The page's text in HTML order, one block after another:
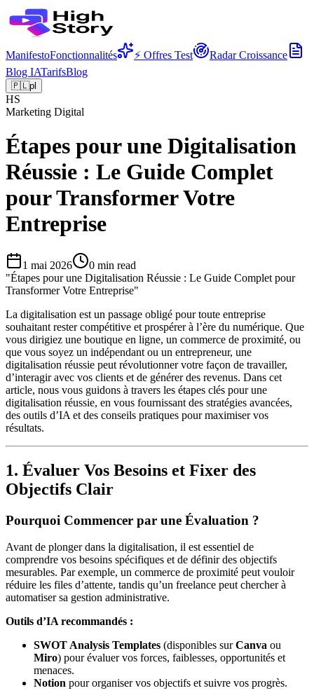
ManifestoFonctionnalités ⚡ Offres Test
Radar Croissance
Blog IATarifsBlog
🇵🇱pl
HS
Marketing Digital
Étapes pour une Digitalisation
Réussie : Le Guide Complet
pour Transformer Votre
Entreprise
1 mai 2026 0 min read
"Étapes pour une Digitalisation Réussie : Le Guide Complet pour
Transformer Votre Entreprise"
La digitalisation est un passage obligé pour toute entreprise
souhaitant rester compétitive et prospérer à l’ère du numérique. Que
vous dirigiez une boutique en ligne, un commerce de proximité, ou
que vous soyez un indépendant ou un entrepreneur, une
digitalisation réussie peut révolutionner votre façon de travailler,
d’interagir avec vos clients et de générer des revenus. Dans cet
article, nous vous guidons à travers les étapes clés pour une
digitalisation réussie, en vous fournissant des stratégies avancées,
des outils d’IA et des conseils pratiques pour maximiser vos
résultats.
1. Évaluer Vos Besoins et Fixer des
Objectifs Clair
Pourquoi Commencer par une Évaluation ?
Avant de plonger dans la digitalisation, il est essentiel de
comprendre vos besoins spécifiques et de définir des objectifs
mesurables. Par exemple, un commerce de proximité peut vouloir
réduire les files d’attente, tandis qu’un freelance peut chercher à
automatiser sa gestion administrative.
Outils d’IA recommandés :
SWOT Analysis Templates (disponibles surCanva ou
Miro) pour évaluer vos forces, faiblesses, opportunités et
menaces.
Notion pour organiser vos objectifs et suivre vos progrès.